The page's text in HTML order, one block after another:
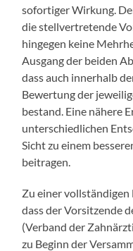
sofortiger Wirkung.
die stellvertretende
hingegen keine
Ausgang der beiden
dass auch innerhalb
Bewertung der
bestand. Eine nähere
unterschiedlichen
Sicht zu einem
beitragen.
Zu einer
dass der Vorsitzende
(Verband der
zu Beginn der